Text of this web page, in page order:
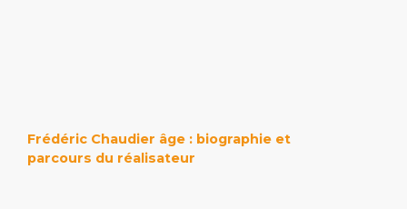
Frédéric Chaudier âge : biographie et
parcours du réalisateur